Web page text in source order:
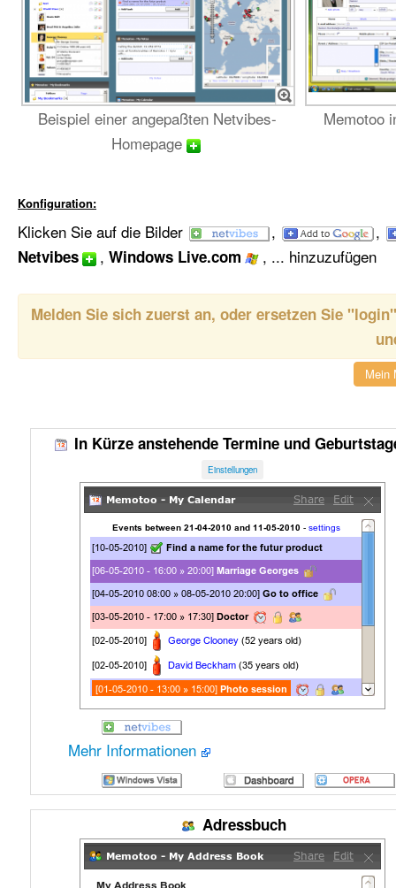
Beispiel einer angepaßten Netvibes-
Homepage
Memotoo
Konfiguration:
Klicken Sie auf die Bilder , ,
Netvibes , Windows Live.com , ... hinzuzufügen
Melden Sie sich zuerst an, oder ersetzen Sie "login
Mein
In Kürze anstehende Termine und
Einstellungen
Mehr Informationen
Adressbuch